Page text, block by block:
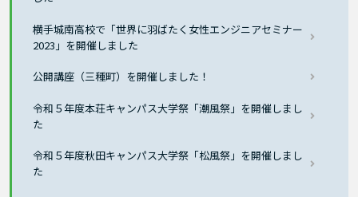
横手城南高校で「世界に羽ばたく女性エンジニアセミナー
2023」を開催しました
公開講座（三種町）を開催しました！
令和５年度本荘キャンパス大学祭「潮風祭」を開催しまし
た
令和５年度秋田キャンパス大学祭「松風祭」を開催しまし
た